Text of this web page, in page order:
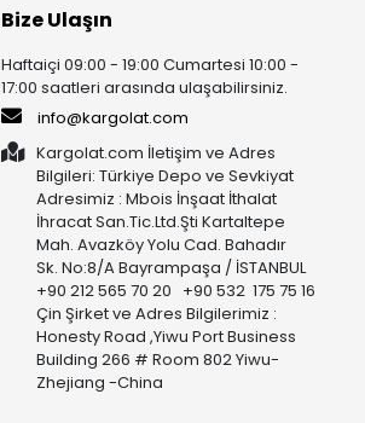
Bize Ulaşın
Haftaiçi 09:00 - 19:00 Cumartesi 10:00 -
17:00 saatleri arasında ulaşabilirsiniz.
info@kargolat.com
Kargolat.com İletişim ve Adres
Bilgileri: Türkiye Depo ve Sevkiyat
Adresimiz : Mbois İnşaat İthalat
İhracat San.Tic.Ltd.Şti Kartaltepe
Mah. Avazköy Yolu Cad. Bahadır
Sk. No:8/A Bayrampaşa / İSTANBUL
+90 212 565 70 20 +90 532 175 75 16
Çin Şirket ve Adres Bilgilerimiz :
Honesty Road ,Yiwu Port Business
Building 266 # Room 802 Yiwu-
Zhejiang -China